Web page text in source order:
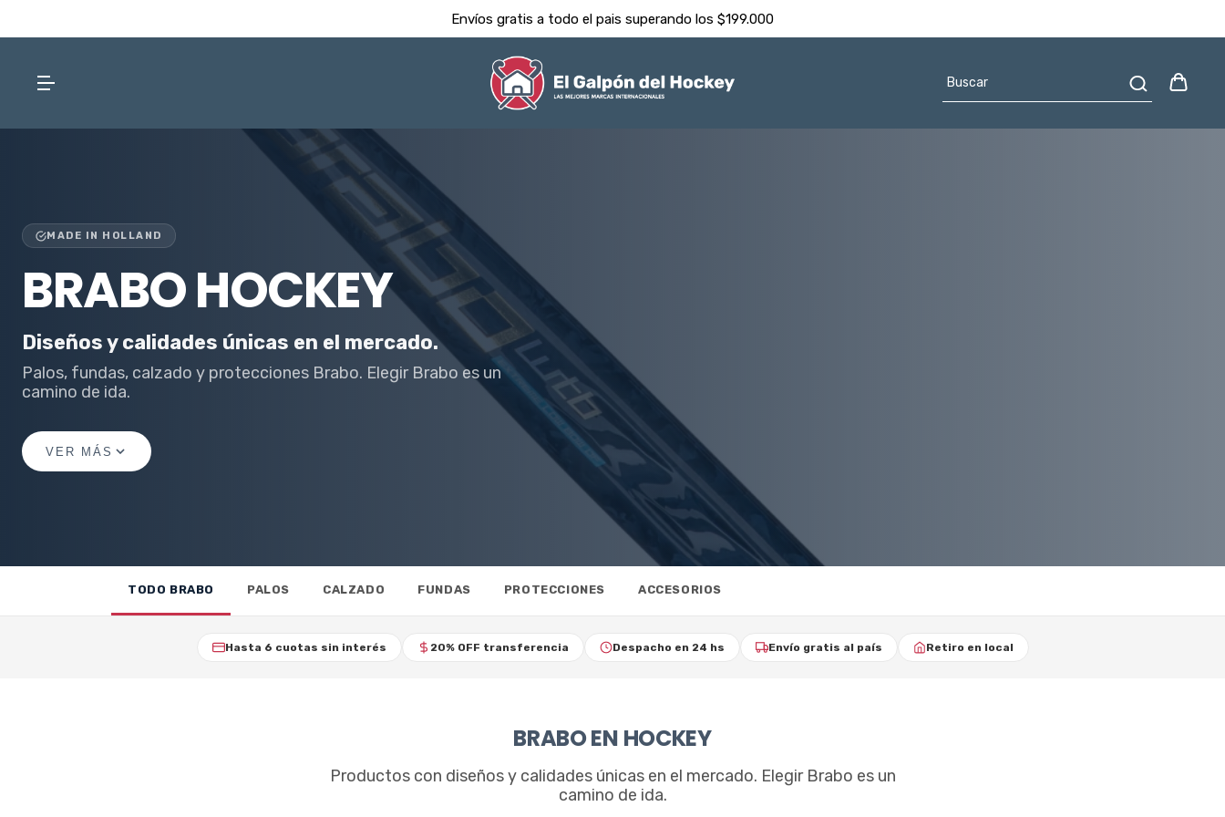
Despachamos dentro de las 24hs ⚡️
MADE IN HOLLAND
BRABO HOCKEY
Diseños y calidades únicas en el mercado.
Palos, fundas, calzado y protecciones Brabo. Elegir Brabo es un
camino de ida.
VER MÁS
TODO BRABO PALOS CALZADO FUNDAS PROTECCIONES ACCESORIOS
Hasta 6 cuotas sin interés 20% OFF transferencia Despacho en 24 hs Envío gratis al país Retiro en local
BRABO EN HOCKEY
Productos con diseños y calidades únicas en el mercado. Elegir Brabo es un
camino de ida.